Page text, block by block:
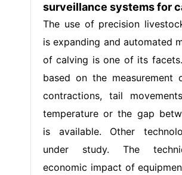
surveillance systems for
The use of precision
is expanding and automated
of calving is one of its
based on the measurement
contractions, tail
temperature or the gap
is available. Other
under study. The
economic impact of